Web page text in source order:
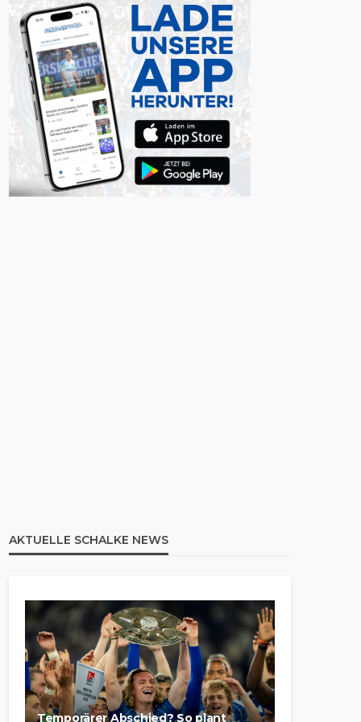
AKTUELLE SCHALKE NEWS
Temporärer Abschied? So plant